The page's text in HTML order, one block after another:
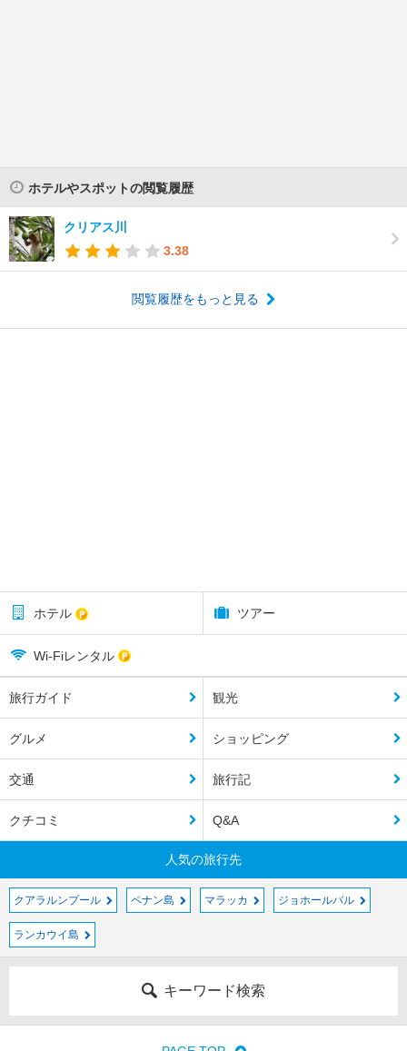
ホテルやスポットの閲覧履歴
クリアス川
3.38
閲覧履歴をもっと見る
ホテル ツアー
Wi-Fiレンタル
旅行ガイド 観光
グルメ ショッピング
交通 旅行記
クチコミ Q&A
人気の旅行先
クアラルンプール ペナン島 マラッカ ジョホールバル
ランカウイ島
キーワード検索